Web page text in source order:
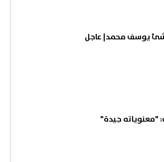
يوسف محمد| عاجل
جيدة"